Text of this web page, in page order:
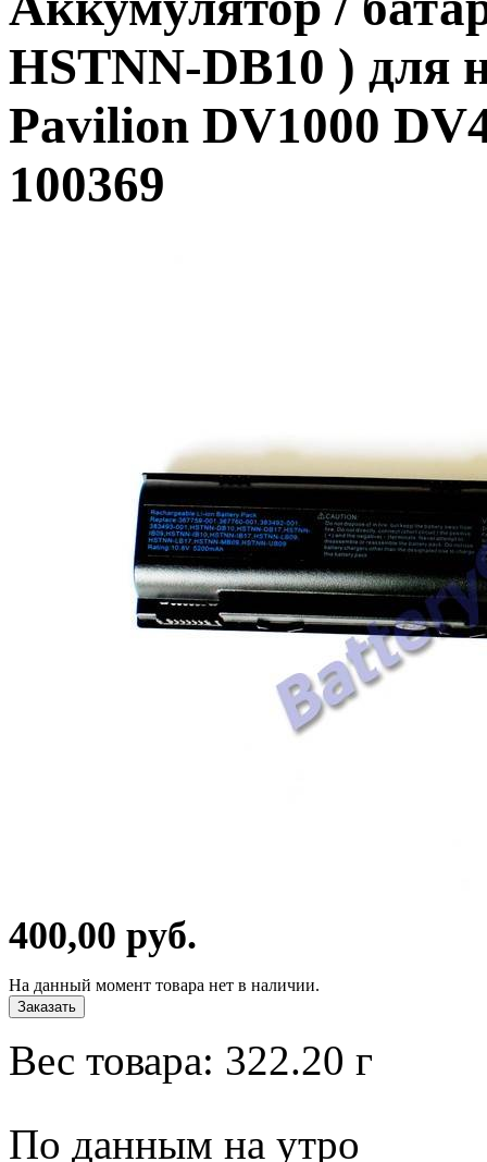
HSTNN-DB10 ) для
Pavilion DV1000
100369
400,00 руб.
На данный момент товара нет в наличии.
Заказать
Вес товара: 322.20 г
По данным на утро